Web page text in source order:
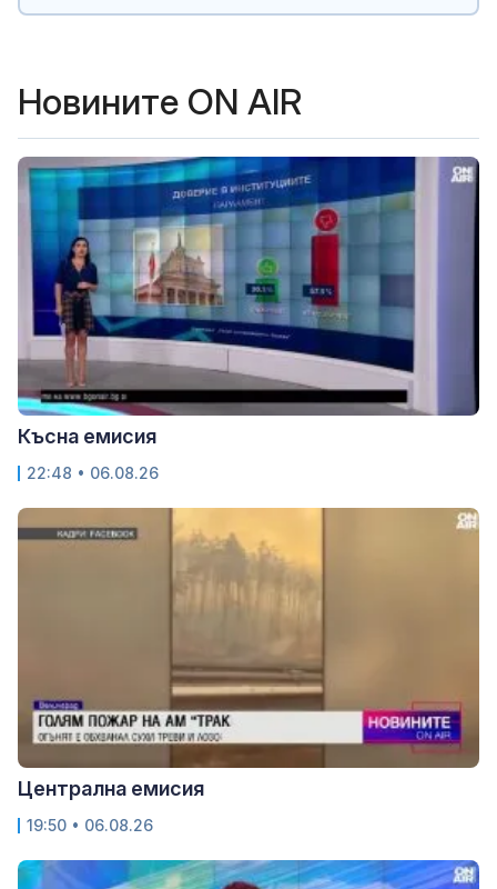
Новините ON AIR
Късна емисия
22:48 • 06.08.26
Централна емисия
19:50 • 06.08.26